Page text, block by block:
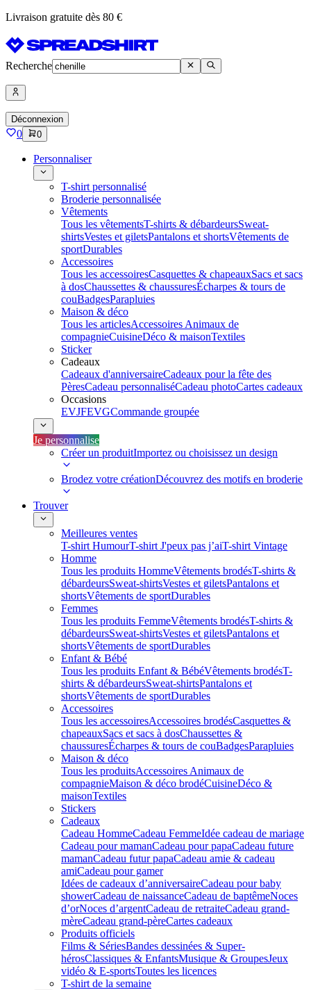
Livraison gratuite dès 80 €
Recherche
Déconnexion
0 0
Personnaliser
T-shirt personnalisé
Broderie personnalisée
Vêtements
Tous les vêtementsT-shirts & débardeursSweat-
shirtsVestes et giletsPantalons et shortsVêtements de
sportDurables
Accessoires
Tous les accessoiresCasquettes & chapeauxSacs et sacs
à dosChaussettes & chaussuresÉcharpes & tours de
couBadgesParapluies
Maison & déco
Tous les articlesAccessoires Animaux de
compagnieCuisineDéco & maisonTextiles
Sticker
Cadeaux
Cadeaux d'anniversaireCadeaux pour la fête des
PèresCadeau personnaliséCadeau photoCartes cadeaux
Occasions
EVJFEVGCommande groupée
Je personnalise
Créer un produitImportez ou choisissez un design
Brodez votre créationDécouvrez des motifs en broderie
Trouver
Meilleures ventes
T-shirt HumourT-shirt J'peux pas j’aiT-shirt Vintage
Homme
Tous les produits HommeVêtements brodésT-shirts &
débardeursSweat-shirtsVestes et giletsPantalons et
shortsVêtements de sportDurables
Femmes
Tous les produits FemmeVêtements brodésT-shirts &
débardeursSweat-shirtsVestes et giletsPantalons et
shortsVêtements de sportDurables
Enfant & Bébé
Tous les produits Enfant & BébéVêtements brodésT-
shirts & débardeursSweat-shirtsPantalons et
shortsVêtements de sportDurables
Accessoires
Tous les accessoiresAccessoires brodésCasquettes &
chapeauxSacs et sacs à dosChaussettes &
chaussuresÉcharpes & tours de couBadgesParapluies
Maison & déco
Tous les produitsAccessoires Animaux de
compagnieMaison & déco brodéCuisineDéco &
maisonTextiles
Stickers
Cadeaux
Cadeau HommeCadeau FemmeIdée cadeau de mariage​
Cadeau pour mamanCadeau pour papaCadeau future
mamanCadeau futur papaCadeau amie & cadeau
amiCadeau pour gamer
Idées de cadeaux d’anniversaireCadeau pour baby
showerCadeau de naissanceCadeau de baptêmeNoces
d’orNoces d’argentCadeau de retraiteCadeau grand-
mèreCadeau grand-pèreCartes cadeaux
Produits officiels
Films & SériesBandes dessinées & Super-
hérosClassiques & EnfantsMusique & GroupesJeux
vidéo & E-sportsToutes les licences
T-shirt de la semaine